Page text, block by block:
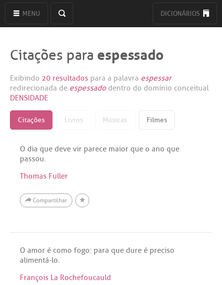
MENU DICIONÁRIOS
Citações para espessado
Exibindo 20 resultados para a palavra espessar
redirecionada de espessadodentro do domínio conceitual
DENSIDADE
Citações Livros Músicas Filmes
O dia que deve vir parece maior que o ano que
passou.
Thomas Fuller
Compartilhar
O amor é como fogo: para que dure é preciso
alimentá-lo.
François La Rochefoucauld